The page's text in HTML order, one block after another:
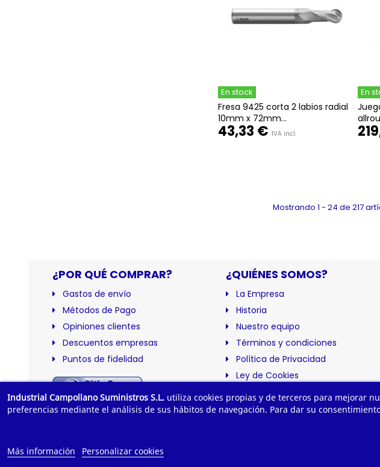
En stock
Fresa 9425 corta 2 labios radial
10mm x 72mm...
43,33 € IVA incl.
En
Mostrando 1 - 24 de 217
¿POR QUÉ COMPRAR?
Gastos de envío
Métodos de Pago
Opiniones clientes
Descuentos empresas
Puntos de fidelidad
¿QUIÉNES SOMOS?
La Empresa
Historia
Nuestro equipo
Términos y condiciones
Política de Privacidad
Ley de Cookies
Certificación
Industrial Campollano Suministros S.L. utiliza cookies propias y de terceros para mejorar
preferencias mediante el análisis de sus hábitos de navegación. Para dar su
Más información Personalizar cookies